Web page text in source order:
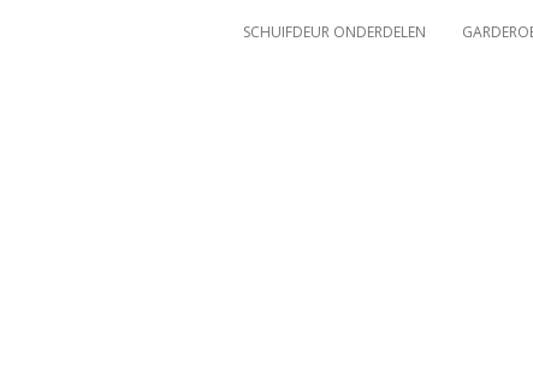
SCHUIFDEUR ONDERDELEN